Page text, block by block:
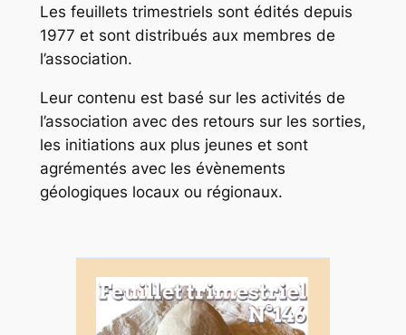
Les feuillets trimestriels sont édités depuis
1977 et sont distribués aux membres de
l’association.
Leur contenu est basé sur les activités de
l’association avec des retours sur les sorties,
les initiations aux plus jeunes et sont
agrémentés avec les évènements
géologiques locaux ou régionaux.